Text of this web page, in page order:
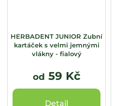
HERBADENT JUNIOR Zubní
kartáček s velmi jemnými
vlákny - fialový
od 59 Kč
Detail